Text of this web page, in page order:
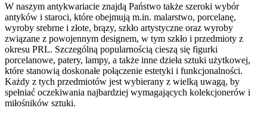
W naszym antykwariacie znajdą Państwo także szeroki wybór
antyków i staroci, które obejmują m.in. malarstwo, porcelanę,
wyroby srebrne i złote, brązy, szkło artystyczne oraz wyroby
związane z powojennym designem, w tym szkło i przedmioty z
okresu PRL. Szczególną popularnością cieszą się figurki
porcelanowe, patery, lampy, a także inne dzieła sztuki użytkowej,
które stanowią doskonałe połączenie estetyki i funkcjonalności.
Każdy z tych przedmiotów jest wybierany z wielką uwagą, by
spełniać oczekiwania najbardziej wymagających kolekcjonerów i
miłośników sztuki.